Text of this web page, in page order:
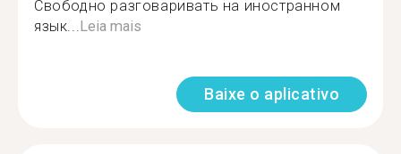
Свободно разговаривать на иностранном
язык...Leia mais
Baixe o aplicativo